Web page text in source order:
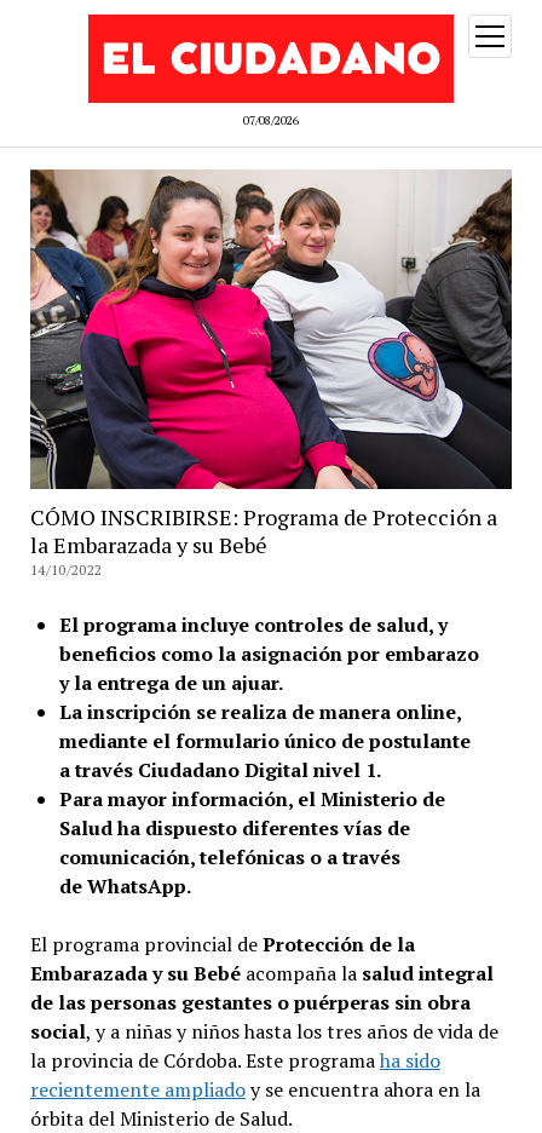
07/08/2026
abrir
menú
CÓMO INSCRIBIRSE: Programa de Protección a
la Embarazada y su Bebé
14/10/2022
El programa incluye controles de salud, y
beneficios como la asignación por embarazo
y la entrega de un ajuar.
La inscripción se realiza de manera online,
mediante el formulario único de postulante
a través Ciudadano Digital nivel 1.
Para mayor información, el Ministerio de
Salud ha dispuesto diferentes vías de
comunicación, telefónicas o a través
de WhatsApp.
El programa provincial deProtección de la
Embarazada y su Bebéacompaña la salud integral
de las personas gestantes o puérperas sin obra
social, y a niñas y niños hasta los tres años de vida de
la provincia de Córdoba. Este programaha sido
recientemente ampliadoy se encuentra ahora en la
órbita del Ministerio de Salud.